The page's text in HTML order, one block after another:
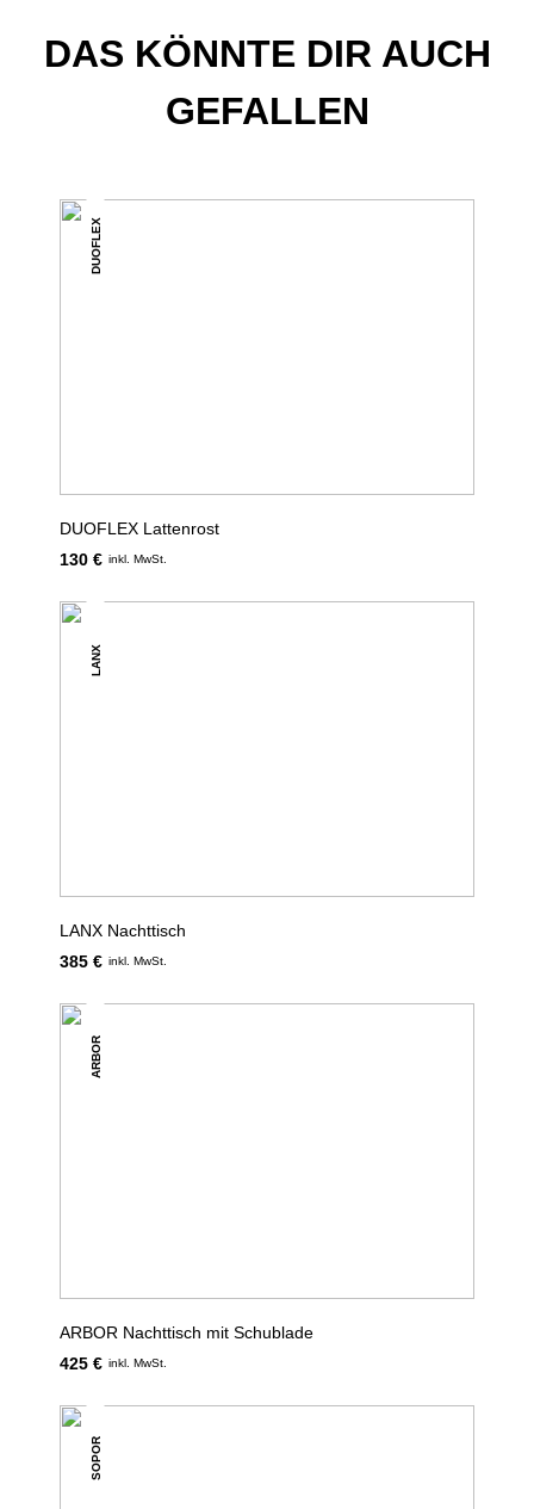
DAS KÖNNTE DIR AUCH
GEFALLEN
DUOFLEX
DUOFLEX Lattenrost
130 € inkl. MwSt.
LANX
LANX Nachttisch
385 € inkl. MwSt.
ARBOR
ARBOR Nachttisch mit Schublade
425 € inkl. MwSt.
SOPOR